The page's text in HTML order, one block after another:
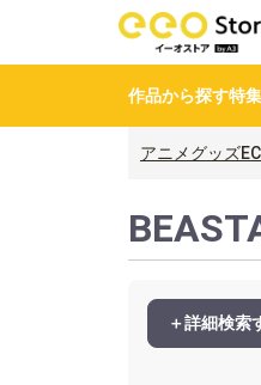
作品から探す特
アニメグッズ
＋詳細検索